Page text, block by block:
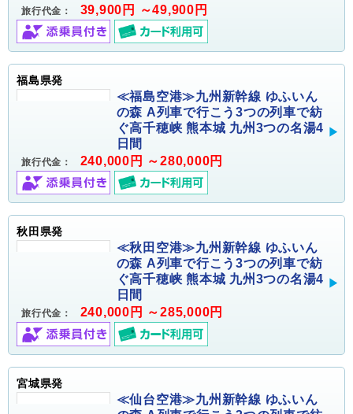
旅行代金： 39,900円 ～49,900円
福島県発
≪福島空港≫九州新幹線 ゆふいん
の森 A列車で行こう3つの列車で紡
ぐ高千穂峡 熊本城 九州3つの名湯4
日間
旅行代金： 240,000円 ～280,000円
秋田県発
≪秋田空港≫九州新幹線 ゆふいん
の森 A列車で行こう3つの列車で紡
ぐ高千穂峡 熊本城 九州3つの名湯4
日間
旅行代金： 240,000円 ～285,000円
宮城県発
≪仙台空港≫九州新幹線 ゆふいん